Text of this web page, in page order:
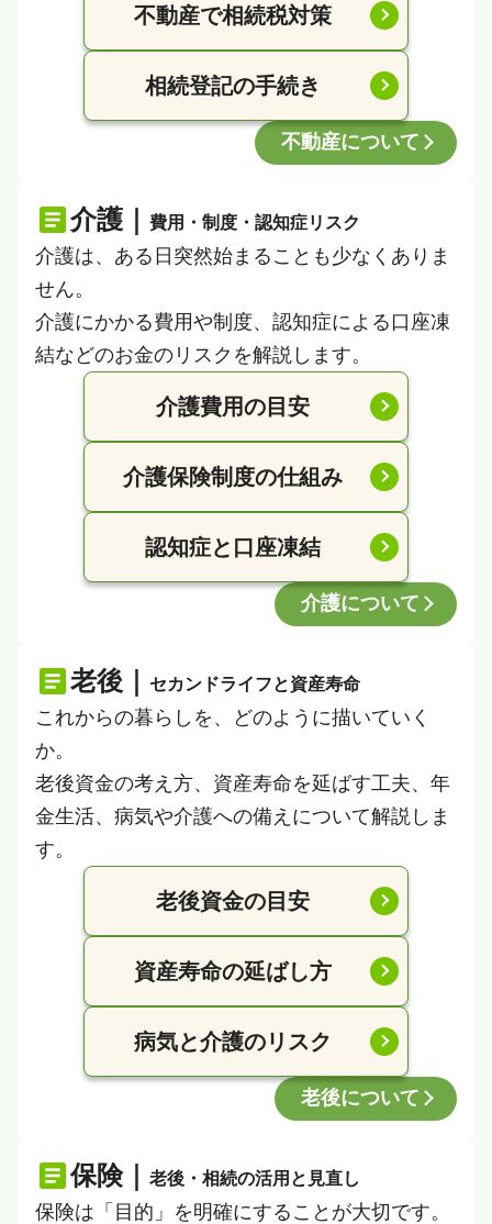
不動産で相続税対策
相続登記の手続き
不動産について
介護｜ 費用・制度・認知症リスク
介護は、ある日突然始まることも少なくありま
せん。
介護にかかる費用や制度、認知症による口座凍
結などのお金のリスクを解説します。
介護費用の目安
介護保険制度の仕組み
認知症と口座凍結
介護について
老後｜ セカンドライフと資産寿命
これからの暮らしを、どのように描いていく
か。
老後資金の考え方、資産寿命を延ばす工夫、年
金生活、病気や介護への備えについて解説しま
す。
老後資金の目安
資産寿命の延ばし方
病気と介護のリスク
老後について
保険｜ 老後・相続の活用と見直し
保険は「目的」を明確にすることが大切です。